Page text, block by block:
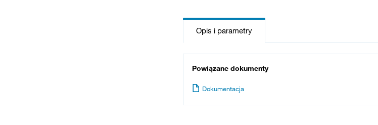
Opis i parametry
Powiązane dokumenty
Dokumentacja